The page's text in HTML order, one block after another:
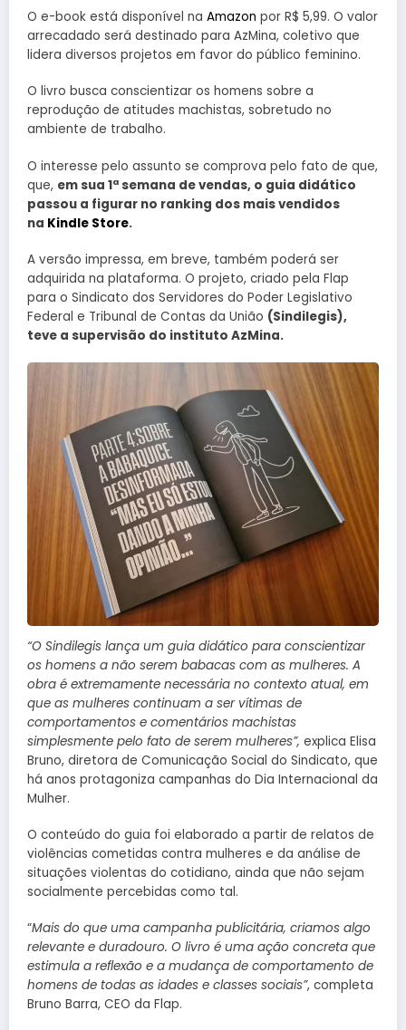
O e-book está disponível na Amazon por R$ 5,99. O valor
arrecadado será destinado para AzMina, coletivo que
lidera diversos projetos em favor do público feminino.
O livro busca conscientizar os homens sobre a
reprodução de atitudes machistas, sobretudo no
ambiente de trabalho.
O interesse pelo assunto se comprova pelo fato de que,
que, em sua 1ª semana de vendas, o guia didático
passou a figurar no ranking dos mais vendidos
na Kindle Store.
A versão impressa, em breve, também poderá ser
adquirida na plataforma. O projeto, criado pela Flap
para o Sindicato dos Servidores do Poder Legislativo
Federal e Tribunal de Contas da União (Sindilegis),
teve a supervisão do instituto AzMina.
“O Sindilegis lança um guia didático para conscientizar
os homens a não serem babacas com as mulheres. A
obra é extremamente necessária no contexto atual, em
que as mulheres continuam a ser vítimas de
comportamentos e comentários machistas
simplesmente pelo fato de serem mulheres”, explica Elisa
Bruno, diretora de Comunicação Social do Sindicato, que
há anos protagoniza campanhas do Dia Internacional da
Mulher.
O conteúdo do guia foi elaborado a partir de relatos de
violências cometidas contra mulheres e da análise de
situações violentas do cotidiano, ainda que não sejam
socialmente percebidas como tal.
“Mais do que uma campanha publicitária, criamos algo
relevante e duradouro. O livro é uma ação concreta que
estimula a reflexão e a mudança de comportamento de
homens de todas as idades e classes sociais”, completa
Bruno Barra, CEO da Flap.